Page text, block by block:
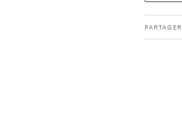
PARTAGER